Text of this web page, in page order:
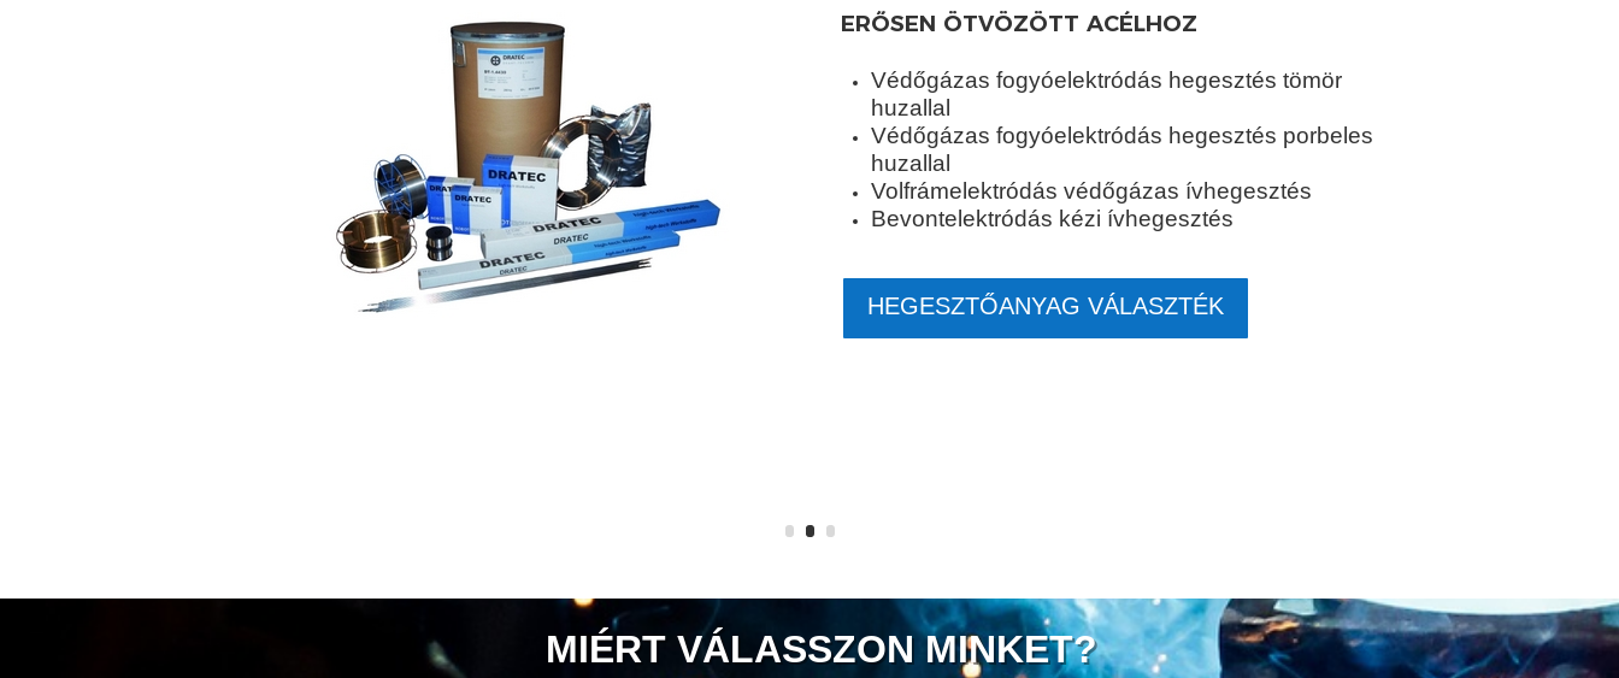
ERŐSEN ÖTVÖZÖTT ACÉLHOZ
Védőgázas fogyóelektródás hegesztés tömör
huzallal
Védőgázas fogyóelektródás hegesztés porbeles
huzallal
Volfrámelektródás védőgázas ívhegesztés
Bevontelektródás kézi ívhegesztés
HEGESZTŐANYAG VÁLASZTÉK
MIÉRT VÁLASSZON MINKET?